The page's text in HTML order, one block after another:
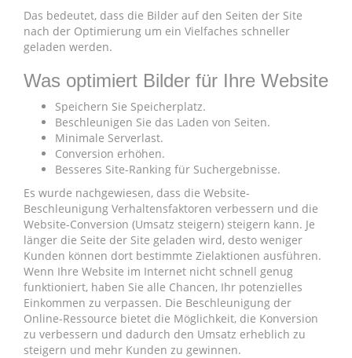
Das bedeutet, dass die Bilder auf den Seiten der Site
nach der Optimierung um ein Vielfaches schneller
geladen werden.
Was optimiert Bilder für Ihre Website
Speichern Sie Speicherplatz.
Beschleunigen Sie das Laden von Seiten.
Minimale Serverlast.
Conversion erhöhen.
Besseres Site-Ranking für Suchergebnisse.
Es wurde nachgewiesen, dass die Website-
Beschleunigung Verhaltensfaktoren verbessern und die
Website-Conversion (Umsatz steigern) steigern kann. Je
länger die Seite der Site geladen wird, desto weniger
Kunden können dort bestimmte Zielaktionen ausführen.
Wenn Ihre Website im Internet nicht schnell genug
funktioniert, haben Sie alle Chancen, Ihr potenzielles
Einkommen zu verpassen. Die Beschleunigung der
Online-Ressource bietet die Möglichkeit, die Konversion
zu verbessern und dadurch den Umsatz erheblich zu
steigern und mehr Kunden zu gewinnen.